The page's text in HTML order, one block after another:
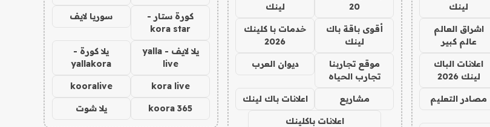
لينك
اشراق العالم
عالم كبير
اعلانات الباك
لينك 2026
مصادر التعليم
20
لينك
أقوى باقة باك
لينك
خدمات با كلينك
2026
موقع تجاربنا
تجارب الحياه
ديوان العرب
مشاريع اعلانات باك لينك
اعلانات باكلينك
كورة ستار -
kora star
سوريا لايف
يلا لايف - yalla
live
يلا كورة -
yallakora
kora live
kooralive
koora 365 يلا شوت